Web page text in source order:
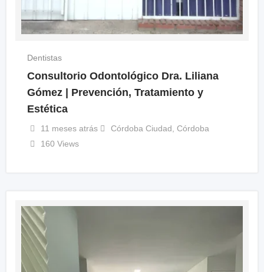
Dentistas
Consultorio Odontológico Dra. Liliana
Gómez | Prevención, Tratamiento y
Estética
11 meses atrás Córdoba Ciudad Córdoba
160 Views